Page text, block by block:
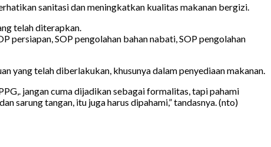
sanitasi dan meningkatkan kualitas makanan bergizi.
telah diterapkan.
persiapan, SOP pengolahan bahan nabati, SOP pengolahan
yang telah diberlakukan, khusunya dalam penyediaan makanan.
jangan cuma dijadikan sebagai formalitas, tapi pahami
sarung tangan, itu juga harus dipahami,” tandasnya. (nto)